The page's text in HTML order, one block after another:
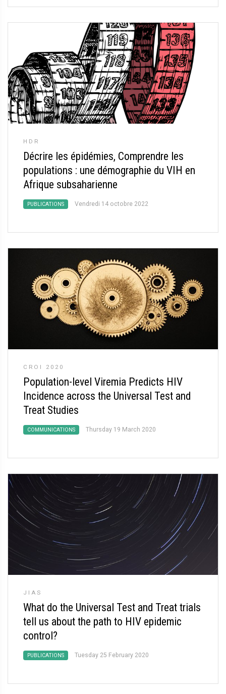
HDR
Décrire les épidémies, Comprendre les
populations : une démographie du VIH en
Afrique subsaharienne
PUBLICATIONS Vendredi 14 octobre 2022
CROI 2020
Population-level Viremia Predicts HIV
Incidence across the Universal Test and
Treat Studies
COMMUNICATIONS Thursday 19 March 2020
JIAS
What do the Universal Test and Treat trials
tell us about the path to HIV epidemic
control?
PUBLICATIONS Tuesday 25 February 2020